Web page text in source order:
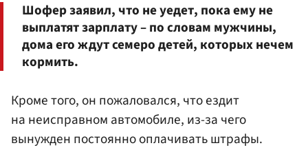
Шофер заявил, что не уедет, пока ему не
выплатят зарплату – по словам мужчины,
дома его ждут семеро детей, которых нечем
кормить.
Кроме того, он пожаловался, что ездит
на неисправном автомобиле, из-за чего
вынужден постоянно оплачивать штрафы.